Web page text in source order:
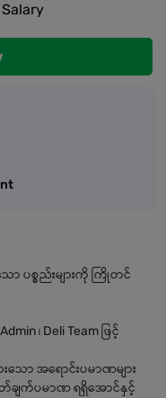
ပစ္စည်းများကို ကြိုတင်
၊ Deli Team ဖြင့်
အရောင်းပမာဏများ
ချက်ပမာဏ ရရှိအောင်နှင့်